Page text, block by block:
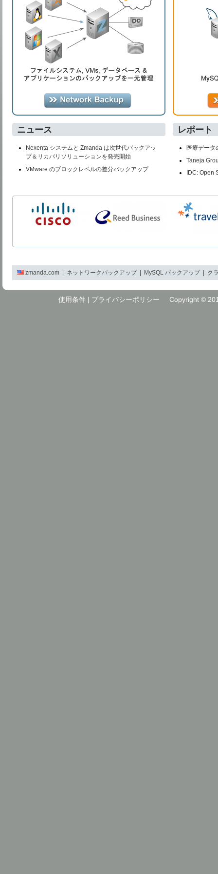
ニュース
Nexenta システムと Zmanda は次世代バックアッ
プ＆リカバリソリューションを発売開始
VMware のブロックレベルの差分バックアップ
レポート
医療データ
Taneja
IDC: Open
zmanda.com ネットワークバックアップ| MySQL バックアップ| ク
使用条件| プライバシーポリシー Copyright ©